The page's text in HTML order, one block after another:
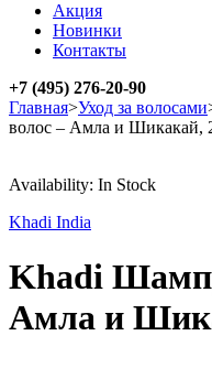
Акция
Новинки
Контакты
+7 (495) 276-20-90
Главная>Уход за волосами
волос – Амла и Шикакай,
Availability: In Stock
Khadi India
Khadi
Амла и